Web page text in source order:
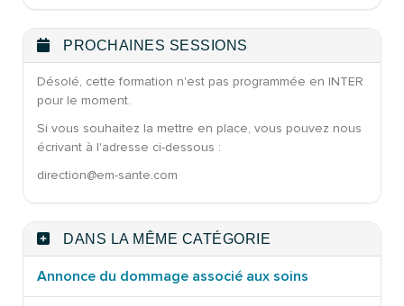
PROCHAINES SESSIONS
Désolé, cette formation n'est pas programmée en INTER
pour le moment.
Si vous souhaitez la mettre en place, vous pouvez nous
écrivant à l'adresse ci-dessous :
direction@em-sante.com
DANS LA MÊME CATÉGORIE
Annonce du dommage associé aux soins